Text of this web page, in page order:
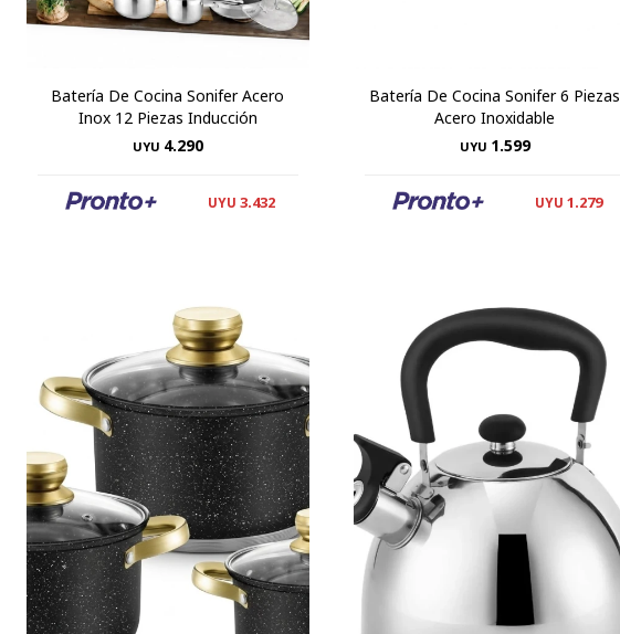
Batería De Cocina Sonifer Acero
Inox 12 Piezas Inducción
UYU 4.290
UYU 3.432
Batería De Cocina Sonifer 6 Piezas
Acero Inoxidable
UYU 1.599
UYU 1.279